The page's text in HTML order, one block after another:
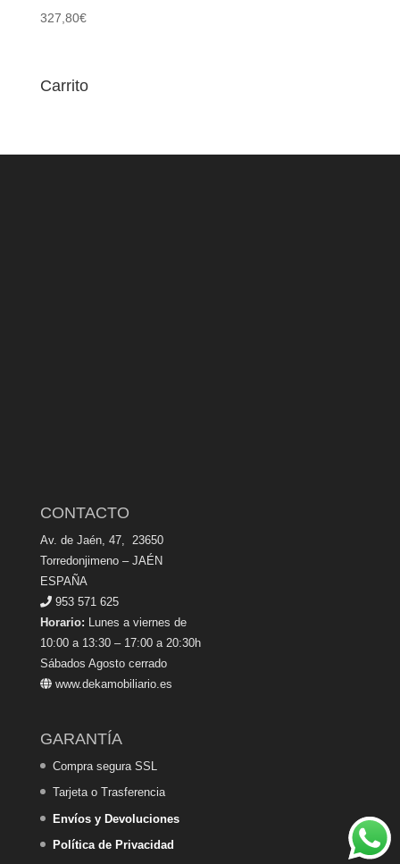
327,80€
Carrito
CONTACTO
Av. de Jaén, 47, 23650
Torredonjimeno – JAÉN
ESPAÑA
953 571 625
Horario: Lunes a viernes de
10:00 a 13:30 – 17:00 a 20:30h
Sábados Agosto cerrado
www.dekamobiliario.es
GARANTÍA
Compra segura SSL
Tarjeta o Trasferencia
Envíos y Devoluciones
Política de Privacidad